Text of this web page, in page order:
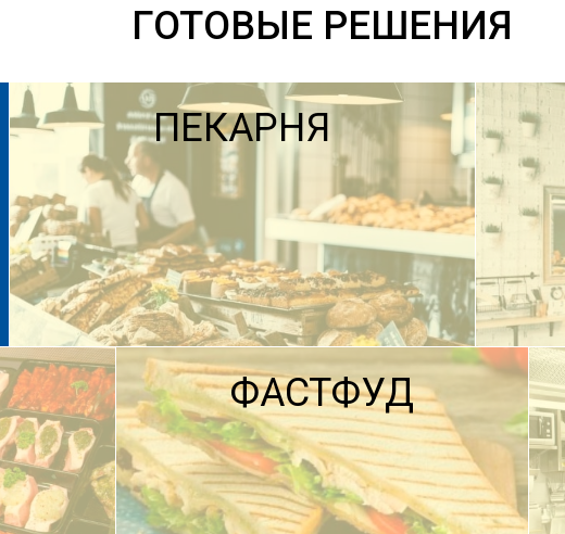
ГОТОВЫЕ РЕШЕНИЯ
ПЕКАРНЯ
ФАСТФУД